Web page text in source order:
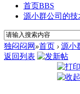
首页BBS
源小群公司的
独闷闷网 »首页 › 源小
返回列表